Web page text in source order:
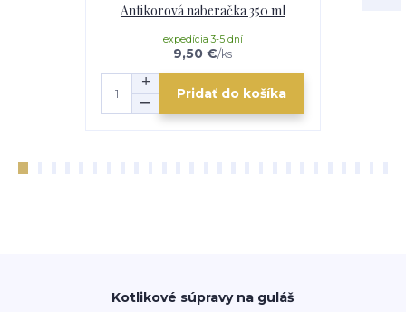
Antikorová naberačka 350 ml
9,50 €/ks
expedícia 3-5 dní
Pridať do košíka
Kotlikové súpravy na guláš